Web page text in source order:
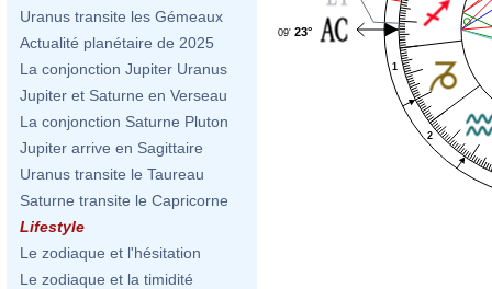
Uranus transite les Gémeaux
Actualité planétaire de 2025
La conjonction Jupiter Uranus
Jupiter et Saturne en Verseau
La conjonction Saturne Pluton
Jupiter arrive en Sagittaire
Uranus transite le Taureau
Saturne transite le Capricorne
Lifestyle
Le zodiaque et l'hésitation
Le zodiaque et la timidité
1
2
23°
09'